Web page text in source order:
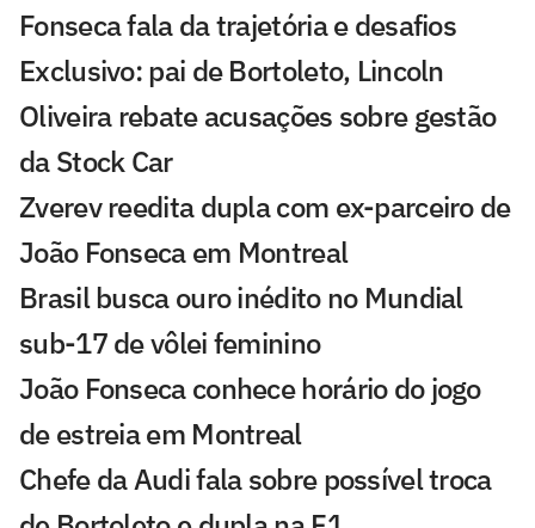
Fonseca fala da trajetória e desafios
Exclusivo: pai de Bortoleto, Lincoln
Oliveira rebate acusações sobre gestão
da Stock Car
Zverev reedita dupla com ex-parceiro de
João Fonseca em Montreal
Brasil busca ouro inédito no Mundial
sub-17 de vôlei feminino
João Fonseca conhece horário do jogo
de estreia em Montreal
Chefe da Audi fala sobre possível troca